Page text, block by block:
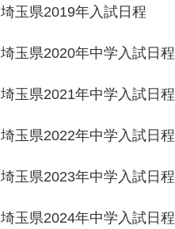
埼玉県2019年入試日程
埼玉県2020年中学入試日程
埼玉県2021年中学入試日程
埼玉県2022年中学入試日程
埼玉県2023年中学入試日程
埼玉県2024年中学入試日程